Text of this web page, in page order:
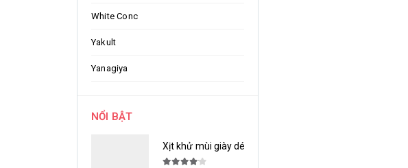
White Conc
Yakult
Yanagiya
NỔI BẬT
Xịt khử mùi giày dép Nonsmel Hakugen Earth 145ml của